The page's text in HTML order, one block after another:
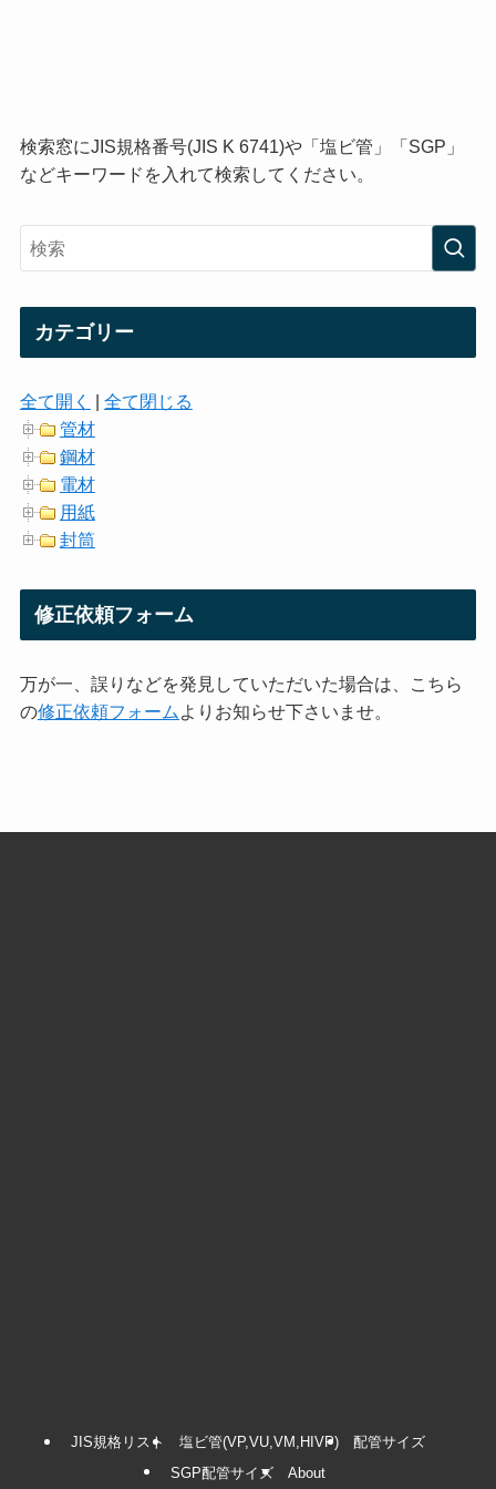
検索窓にJIS規格番号(JIS K 6741)や「塩ビ管」「SGP」
などキーワードを入れて検索してください。
カテゴリー
全て開く | 全て閉じる
管材
鋼材
電材
用紙
封筒
修正依頼フォーム
万が一、誤りなどを発見していただいた場合は、こちら
の修正依頼フォーム よりお知らせ下さいませ。
JIS規格リスト 塩ビ管(VP,VU,VM,HIVP)
配管サイズ
SGP配管サイズ
About